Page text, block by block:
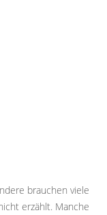
brauchen viele
erzählt. Manche